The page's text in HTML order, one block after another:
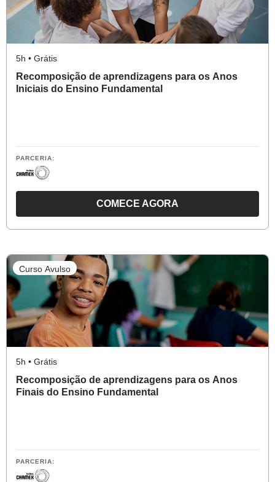
5h • Grátis
Recomposição de aprendizagens para os Anos
Iniciais do Ensino Fundamental
PARCERIA:
COMECE AGORA
CURSO
DE
APRENDIZAGENS
PARA
OS
ANOS
INICIAIS
FUNDAMENTAL
Curso Avulso
5h • Grátis
Recomposição de aprendizagens para os Anos
Finais do Ensino Fundamental
PARCERIA: